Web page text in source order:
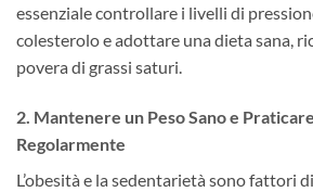
essenziale controllare i livelli di
colesterolo e adottare una dieta sana,
povera di grassi saturi.
2. Mantenere un Peso Sano e
Regolarmente
L’obesità e la sedentarietà sono fattori